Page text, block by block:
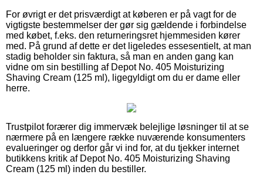
For øvrigt er det prisværdigt at køberen er på vagt for de
vigtigste bestemmelser der gør sig gældende i forbindelse
med købet, f.eks. den returneringsret hjemmesiden kører
med. På grund af dette er det ligeledes essesentielt, at man
stadig beholder sin faktura, så man en anden gang kan
vidne om sin bestilling af Depot No. 405 Moisturizing
Shaving Cream (125 ml), ligegyldigt om du er dame eller
herre.
Trustpilot forærer dig immervæk belejlige løsninger til at se
nærmere på en længere række nuværende konsumenters
evalueringer og derfor går vi ind for, at du tjekker internet
butikkens kritik af Depot No. 405 Moisturizing Shaving
Cream (125 ml) inden du bestiller.